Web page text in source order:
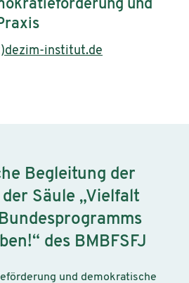
und
institut.de
Begleitung der
Säule „Vielfalt
des BMBFSFJ
und demokratische